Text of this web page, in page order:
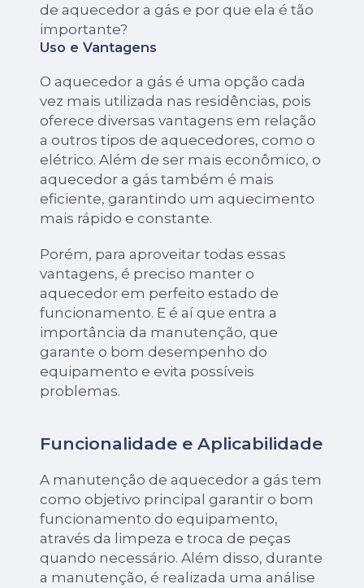
de aquecedor a gás e por que ela é tão
importante?
Uso e Vantagens
O aquecedor a gás é uma opção cada
vez mais utilizada nas residências, pois
oferece diversas vantagens em relação
a outros tipos de aquecedores, como o
elétrico. Além de ser mais econômico, o
aquecedor a gás também é mais
eficiente, garantindo um aquecimento
mais rápido e constante.
Porém, para aproveitar todas essas
vantagens, é preciso manter o
aquecedor em perfeito estado de
funcionamento. E é aí que entra a
importância da manutenção, que
garante o bom desempenho do
equipamento e evita possíveis
problemas.
Funcionalidade e Aplicabilidade
A manutenção de aquecedor a gás tem
como objetivo principal garantir o bom
funcionamento do equipamento,
através da limpeza e troca de peças
quando necessário. Além disso, durante
a manutenção, é realizada uma análise